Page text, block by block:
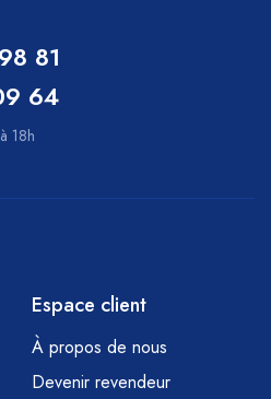
81
64
18h
Espace client
À propos de nous
Devenir revendeur